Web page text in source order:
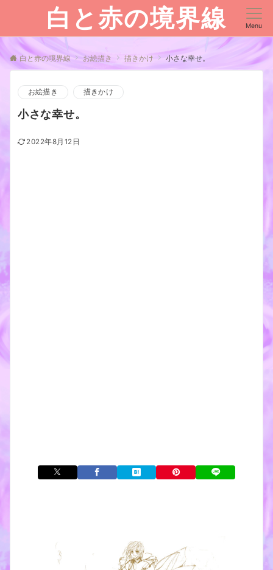
白と赤の境界線 Menu
白と赤の境界線 お絵描き 描きかけ 小さな幸せ。
お絵描き 描きかけ
小さな幸せ。
2022年8月12日